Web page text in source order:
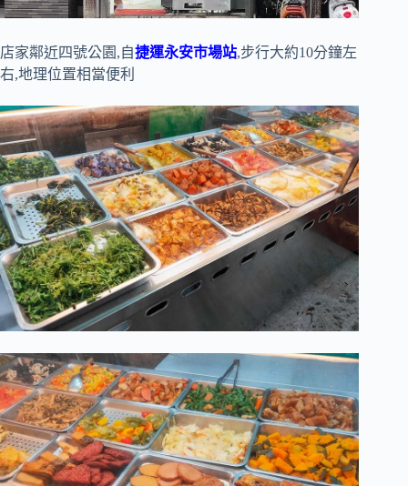
店家鄰近四號公園,自捷運永安市場站,步行大約10分鐘左
右,地理位置相當便利